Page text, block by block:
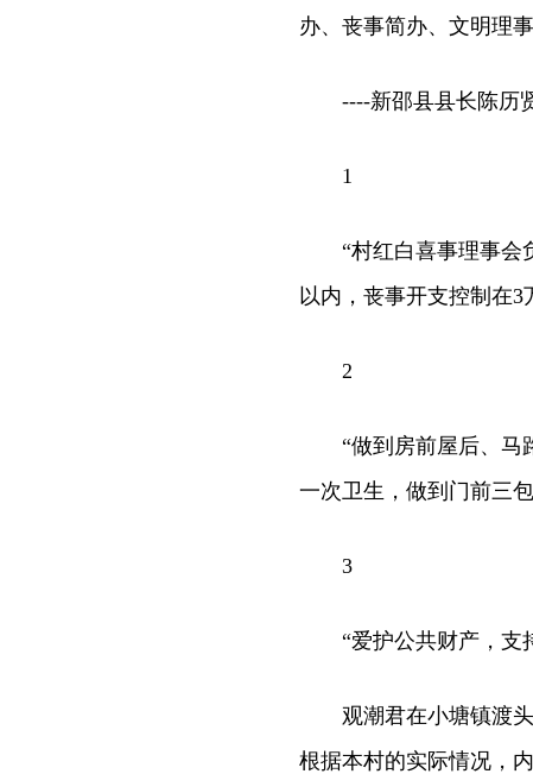
办、丧事简办、文明理
----新邵县县长陈历贤
1
“村红白喜事理事会负
以内，丧事开支控制在3
2
“做到房前屋后、马路
一次卫生，做到门前三
3
“爱护公共财产，支
观潮君在小塘镇渡头
根据本村的实际情况，